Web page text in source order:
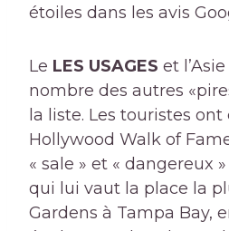
étoiles dans les avis
Le LES USAGES et
nombre des autres
la liste. Les touristes
Hollywood Walk of
« sale » et « dangereux
qui lui vaut la place la
Gardens à Tampa Bay,